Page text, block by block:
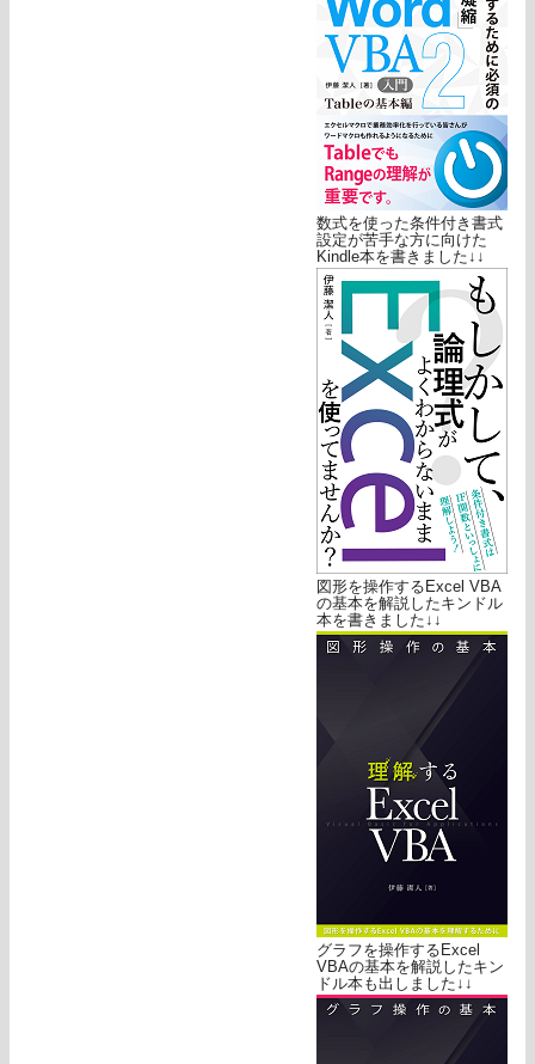
数式を使った条件付き書式
設定が苦手な方に向けた
Kindle本を書きました↓↓
図形を操作するExcel VBA
の基本を解説したキンドル
本を書きました↓↓
グラフを操作するExcel
VBAの基本を解説したキン
ドル本も出しました↓↓